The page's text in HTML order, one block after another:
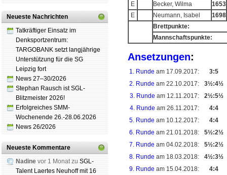
Neueste Nachrichten
Tatkräftiger Einsatz im
Denksportzentrum:
TARGOBANK setzt langjährige
Unterstützung für die SG
Leipzig fort
News 27–30/2026
Stephan Rausch ist SGL-
Blitzmeister 2026!
Erfolgreiches SMM-
Wochenende 26.-28.06.2026
News 26/2026
Neueste Kommentare
Nadine vor 1 Monat zu SGL-
Talent Laertes Neuhoff mit 16
E
Becker, Wilma
1653
E
Neumann, Isabel
1698
Brettpunkte:
Mannschaftspunkte:
Ansetzungen:
1. Runde am 17.09.2017:
3:5
2. Runde am 22.10.2017:
3½:4½
3. Runde am 12.11.2017:
2½:5½
4. Runde am 26.11.2017:
4:4
5. Runde am 10.12.2017:
4:4
6. Runde am 21.01.2018:
5½:2½
7. Runde am 04.02.2018:
5½:2½
8. Runde am 18.03.2018:
4½:3½
9. Runde am 15.04.2018: 4:4